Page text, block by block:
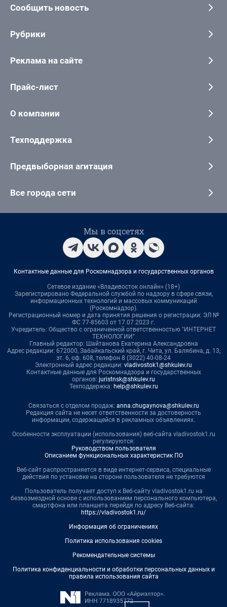
Сообщить новость
Рубрики
Реклама на сайте
Прайс-лист
О компании
Техподдержка
Предвыборная агитация
Все города сети
Мы в соцсетях
Контактные данные для Роскомнадзора и государственных органов
Сетевое издание «Владивосток онлайн» (18+)
Зарегистрировано Федеральной службой по надзору в сфере связи,
информационных технологий и массовых коммуникаций
(Роскомнадзор).
Регистрационный номер и дата принятия решения о регистрации: ЭЛ №
ФС 77-85603 от 17.07.2023 г.
Учредитель: Общество с ограниченной ответственностью "ИНТЕРНЕТ
ТЕХНОЛОГИИ"
Главный редактор: Шайтанова Екатерина Александровна
Адрес редакции: 672000, Забайкальский край, г. Чита, ул. Балябина, д. 13,
эт. 6, оф. 608, телефон 8 (3022) 40-08-24
Электронный адрес редакции: vladivostok1@shkulev.ru
Контактные данные для Роскомнадзора и государственных
органов: juristnsk@shkulev.ru
Техподдержка: help@shkulev.ru
Связаться с отделом продаж: anna.chugaynova@shkulev.ru
Редакция сайта не несет ответственности за достоверность
информации, содержащейся в рекламных объявлениях.
Особенности эксплуатации (использования) веб-сайта vladivostok1.ru
регулируются:
Руководством пользователя
Описанием функциональных характеристик ПО
Веб-сайт распространяется в виде интернет-сервиса, специальные
действия по установке на стороне пользователя не требуются
Пользователь получает доступ к Веб-сайту vladivostok1.ru на
безвозмездной основе с использованием персонального компьютера,
смартфона или планшета перейдя по адресу Веб-сайта:
https://vladivostok1.ru/
Информация об ограничениях
Политика использования cookies
Рекомендательные системы
Политика конфиденциальности и обработки персональных данных и
правила использования сайта